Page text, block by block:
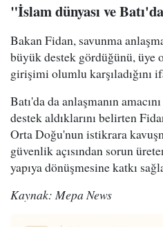
"İslam dünyası ve
Bakan Fidan, savunma
büyük destek gördüğünü, üye
girişimi olumlu karşıladığını
Batı'da da anlaşmanın
destek aldıklarını belirten
Orta Doğu'nun istikrara
güvenlik açısından sorun
yapıya dönüşmesine katkı
Kaynak: Mepa News